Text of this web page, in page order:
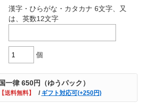
漢字・ひらがな・カタカナ 6文字、又
は、英数12文字
個
一律 650円（ゆうパック）
送料無料】 / ギフト対応可(+250円)